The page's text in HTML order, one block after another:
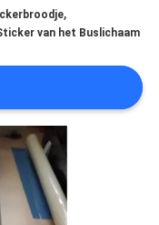
,
van het Buslichaam